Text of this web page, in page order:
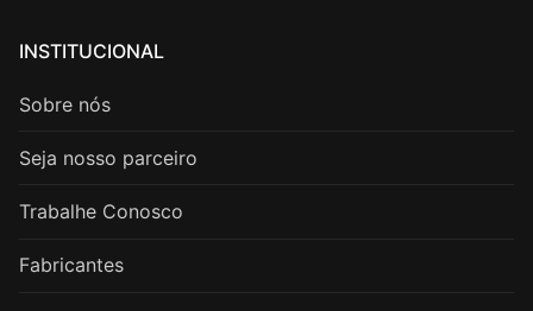
INSTITUCIONAL
Sobre nós
Seja nosso parceiro
Trabalhe Conosco
Fabricantes